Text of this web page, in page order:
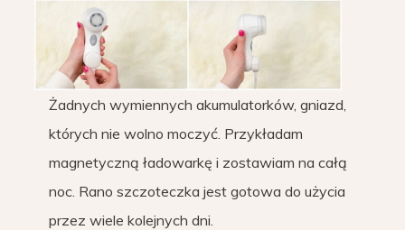
Żadnych wymiennych akumulatorków, gniazd,
których nie wolno moczyć. Przykładam
magnetyczną ładowarkę i zostawiam na całą
noc. Rano szczoteczka jest gotowa do użycia
przez wiele kolejnych dni.